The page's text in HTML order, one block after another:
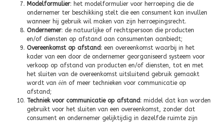
Modelformulier: het modelformulier voor herroeping die de
ondernemer ter beschikking stelt die een consument kan invullen
wanneer hij gebruik wil maken van zijn herroepingsrecht.
Ondernemer: de natuurlijke of rechtspersoon die producten
en/of diensten op afstand aan consumenten aanbiedt;
Overeenkomst op afstand: een overeenkomst waarbij in het
kader van een door de ondernemer georganiseerd systeem voor
verkoop op afstand van producten en/of diensten, tot en met
het sluiten van de overeenkomst uitsluitend gebruik gemaakt
wordt van één of meer technieken voor communicatie op
afstand;
Techniek voor communicatie op afstand: middel dat kan worden
gebruikt voor het sluiten van een overeenkomst, zonder dat
consument en ondernemer gelijktijdig in dezelfde ruimte zijn